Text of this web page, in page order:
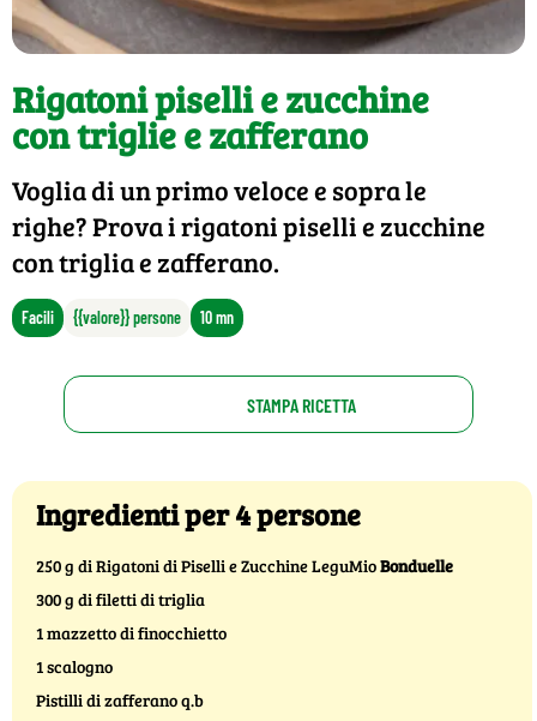
Rigatoni piselli e zucchine
con triglie e zafferano
Voglia di un primo veloce e sopra le
righe? Prova i rigatoni piselli e zucchine
con triglia e zafferano.
Facili {{valore}} persone 10 mn
STAMPA RICETTA
Ingredienti per 4 persone
250 g di Rigatoni di Piselli e Zucchine LeguMioBonduelle
300 g di filetti di triglia
1 mazzetto di finocchietto
1 scalogno
Pistilli di zafferano q.b